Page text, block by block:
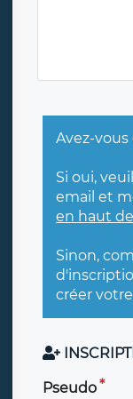
Avez-
Si oui,
email et
en haut
Sinon,
créer
Pseudo